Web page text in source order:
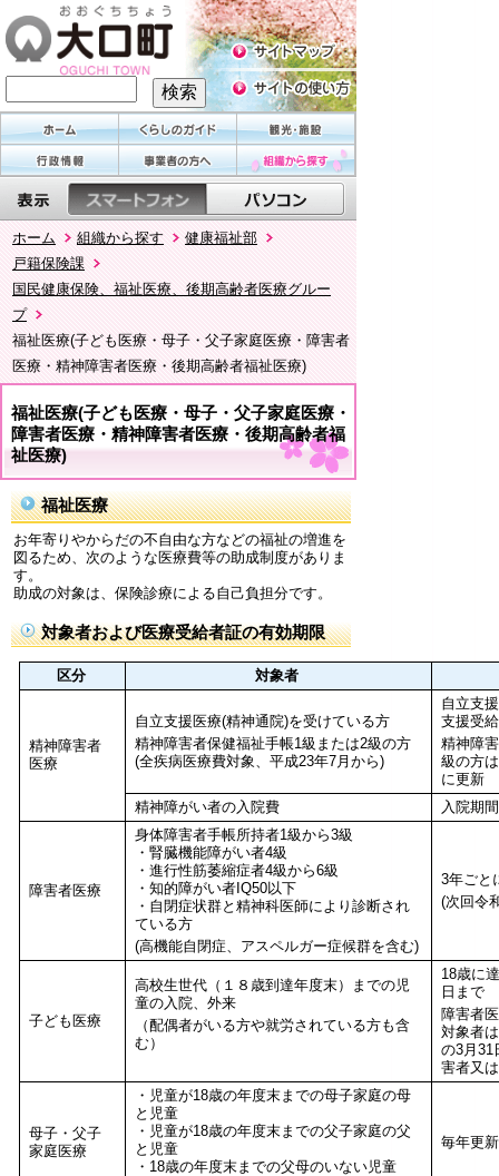
ホーム 組織から探す
健康福祉部
戸籍保険課
国民健康保険、福祉医療、後期高齢者医療グルー
プ
福祉医療(子ども医療・母子・父子家庭医療・障害者
医療・精神障害者医療・後期高齢者福祉医療)
福祉医療(子ども医療・母子・父子家庭医療・
障害者医療・精神障害者医療・後期高齢者福
祉医療)
福祉医療
お年寄りやからだの不自由な方などの福祉の増進を
図るため、次のような医療費等の助成制度がありま
す。
助成の対象は、保険診療による自己負担分です。
対象者および医療受給者証の有効期限
区分 対象者
精神障害者
医療
自立支援医療(精神通院)を受けている方
精神障害者保健福祉手帳1級または2級の方
(全疾病医療費対象、平成23年7月から)
自立支
支援受
精神障
級の方
に更新
精神障がい者の入院費
入院期
障害者医療
身体障害者手帳所持者1級から3級
・腎臓機能障がい者4級
・進行性筋萎縮症者4級から6級
・知的障がい者IQ50以下
・自閉症状群と精神科医師により診断され
ている方
(高機能自閉症、アスペルガー症候群を含む)
3年ごと
(次回令
子ども医療
高校生世代（１８歳到達年度末）までの児
童の入院、外来
（配偶者がいる方や就労されている方も含
む）
18歳に
日まで
障害者
対象者
の3月31
害者又
母子・父子
家庭医療
・児童が18歳の年度末までの母子家庭の母
と児童
・児童が18歳の年度末までの父子家庭の父
と児童
・18歳の年度末までの父母のいない児童
毎年更新